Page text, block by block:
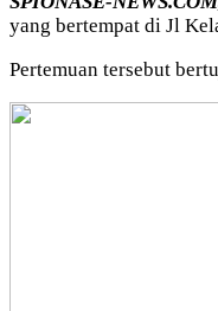
yang bertempat di Jl
Pertemuan tersebut